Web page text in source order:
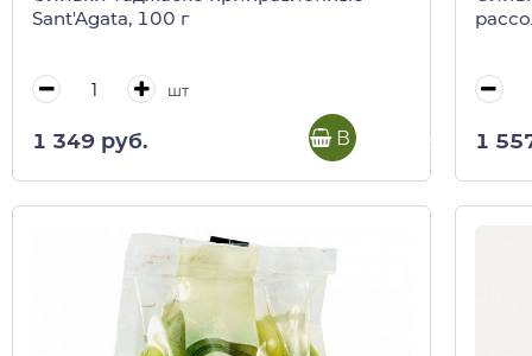
Sant'Agata, 100 г
шт
1 349 руб. В корзину 1